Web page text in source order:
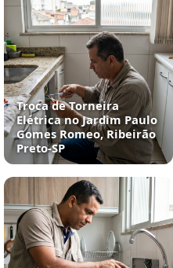
Troca de Torneira
Elétrica no Jardim Paulo
Gomes Romeo, Ribeirão
Preto‑SP